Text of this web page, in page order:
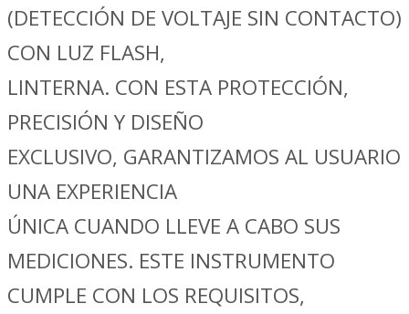
(DETECCIÓN DE VOLTAJE SIN CONTACTO)
CON LUZ FLASH,
LINTERNA. CON ESTA PROTECCIÓN,
PRECISIÓN Y DISEÑO
EXCLUSIVO, GARANTIZAMOS AL USUARIO
UNA EXPERIENCIA
ÚNICA CUANDO LLEVE A CABO SUS
MEDICIONES. ESTE INSTRUMENTO
CUMPLE CON LOS REQUISITOS,